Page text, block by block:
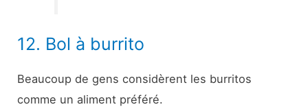
12. Bol à burrito
Beaucoup de gens considèrent les burritos
comme un aliment préféré.